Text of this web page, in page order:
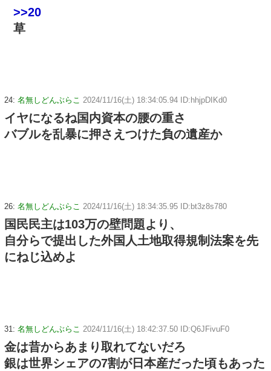
>>20
草
24: 名無しどんぶらこ 2024/11/16(土) 18:34:05.94 ID:hhjpDIKd0
イヤになるね国内資本の腰の重さ
バブルを乱暴に押さえつけた負の遺産か
26: 名無しどんぶらこ 2024/11/16(土) 18:34:35.95 ID:bt3z8s780
国民民主は103万の壁問題より、
自分らで提出した外国人土地取得規制法案を先
にねじ込めよ
31: 名無しどんぶらこ 2024/11/16(土) 18:42:37.50 ID:Q6JFivuF0
金は昔からあまり取れてないだろ
銀は世界シェアの7割が日本産だった頃もあった